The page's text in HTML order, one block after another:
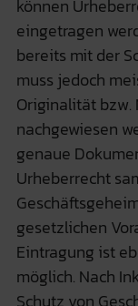
können
eingetragen
bereits mit der
muss jedoch
Originalität bzw.
nachgewiesen
genaue
Urheberrecht
gesetzlichen
Eintragung ist
möglich. Nach
Schutz von